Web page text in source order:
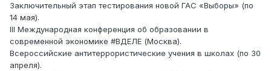
Заключительный этап тестирования новой ГАС «Выборы» (по
14 мая).
III Международная конференция об образовании в
современной экономике #ВДЕЛЕ (Москва).
Всероссийские антитеррористические учения в школах (по 30
апреля).